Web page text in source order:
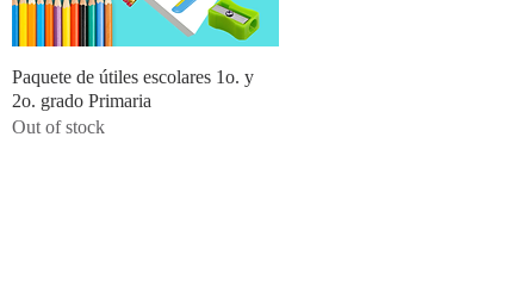
Quick View
Paquete de útiles escolares 1o. y
2o. grado Primaria
Out of stock